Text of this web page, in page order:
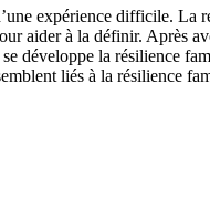
expérience difficile.
aider à la définir. Après
développe la résilience
liés à la résilience